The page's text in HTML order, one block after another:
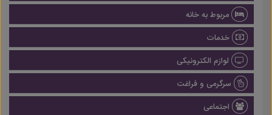
مربوط به خانه
خدمات
لوازم الکترونیکی
سرگرمی و فراغت
اجتماعی